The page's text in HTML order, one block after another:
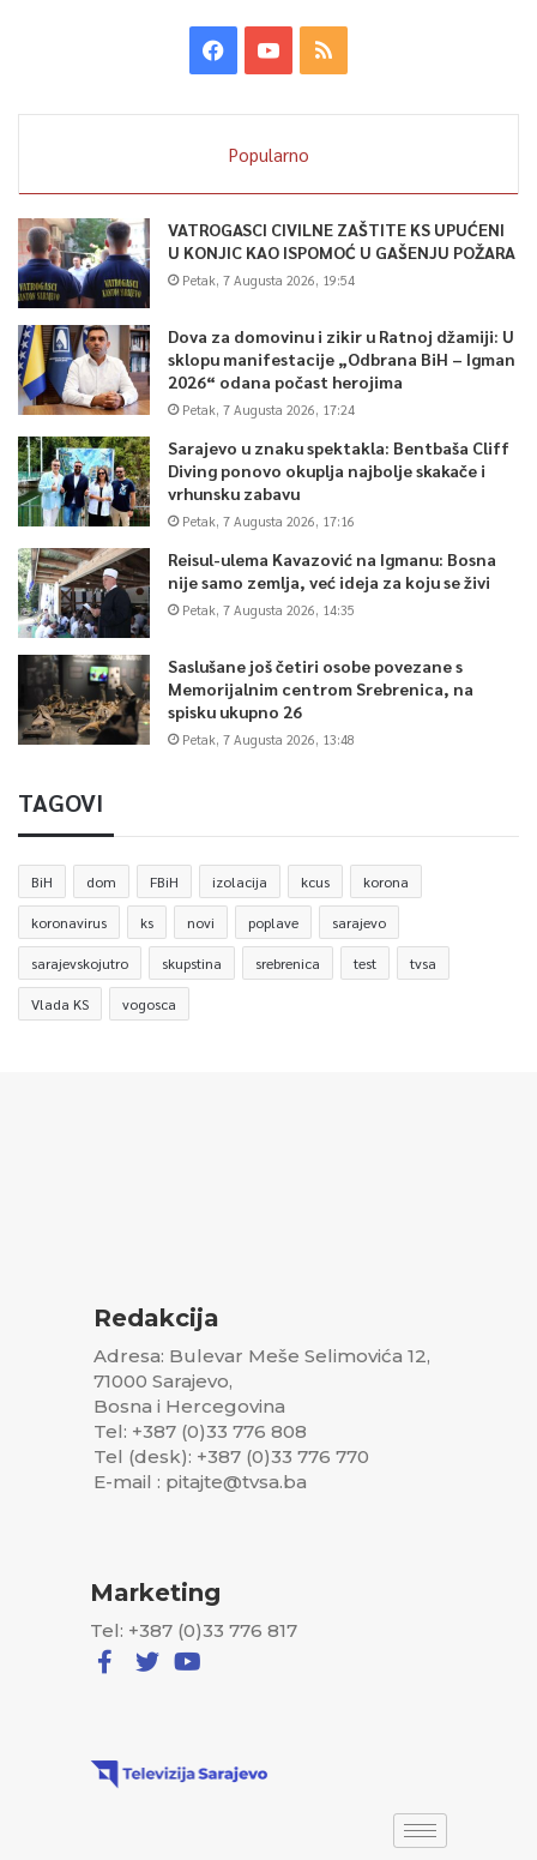
Popularno
VATROGASCI CIVILNE ZAŠTITE KS UPUĆENI
U KONJIC KAO ISPOMOĆ U GAŠENJU POŽARA
Petak, 7 Augusta 2026, 19:54
Dova za domovinu i zikir u Ratnoj džamiji: U
sklopu manifestacije „Odbrana BiH – Igman
2026“ odana počast herojima
Petak, 7 Augusta 2026, 17:24
Sarajevo u znaku spektakla: Bentbaša Cliff
Diving ponovo okuplja najbolje skakače i
vrhunsku zabavu
Petak, 7 Augusta 2026, 17:16
Reisul-ulema Kavazović na Igmanu: Bosna
nije samo zemlja, već ideja za koju se živi
Petak, 7 Augusta 2026, 14:35
Saslušane još četiri osobe povezane s
Memorijalnim centrom Srebrenica, na
spisku ukupno 26
Petak, 7 Augusta 2026, 13:48
TAGOVI
BiH dom FBiH izolacija kcus korona
koronavirus ks novi poplave sarajevo
sarajevskojutro skupstina srebrenica test tvsa
Vlada KS vogosca
Redakcija
Adresa: Bulevar Meše Selimovića 12,
71000 Sarajevo,
Bosna i Hercegovina
Tel: +387 (0)33 776 808
Tel (desk): +387 (0)33 776 770
E-mail : pitajte@tvsa.ba
Marketing
Tel: +387 (0)33 776 817